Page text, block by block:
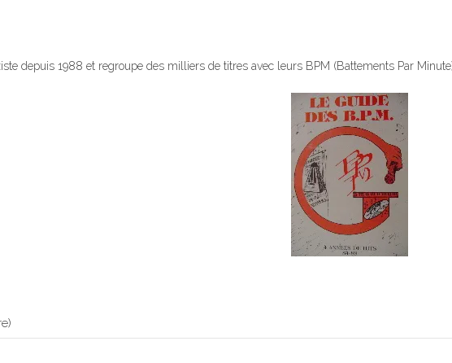
depuis 1988 et regroupe des milliers de titres avec leurs BPM (Battements Par